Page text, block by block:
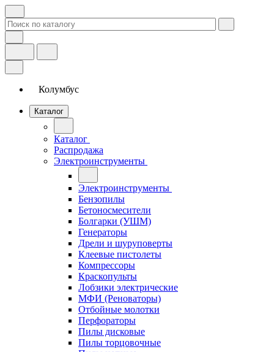
Колумбус
Каталог
Каталог
Распродажа
Электроинструменты
Электроинструменты
Бензопилы
Бетоносмесители
Болгарки (УШМ)
Генераторы
Дрели и шуруповерты
Клеевые пистолеты
Компрессоры
Краскопульты
Лобзики электрические
МФИ (Реноваторы)
Отбойные молотки
Перфораторы
Пилы дисковые
Пилы торцовочные